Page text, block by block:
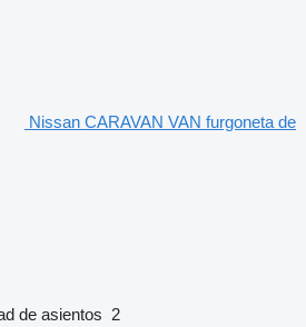
Nissan CARAVAN VAN furgoneta de
de asientos 2